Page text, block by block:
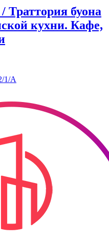
Траттория буона
кухни. Кафе,
1/А